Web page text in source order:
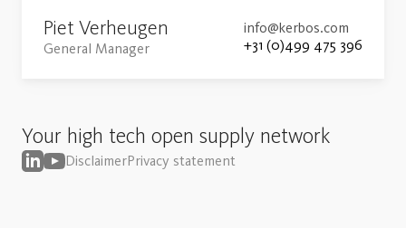
Piet Verheugen
General Manager
info@kerbos.com
+31 (0)499 475 396
Your high tech open supply network
DisclaimerPrivacy statement